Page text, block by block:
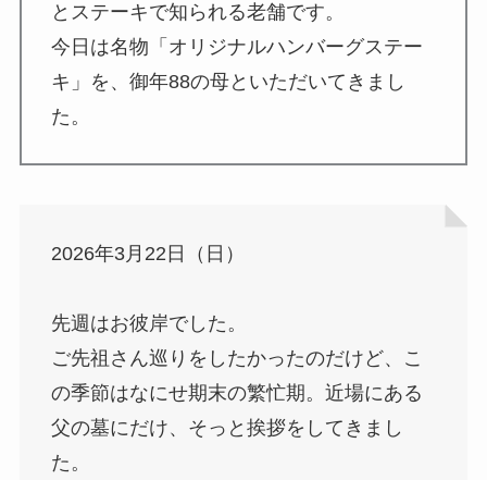
とステーキで知られる老舗です。
今日は名物「オリジナルハンバーグステー
キ」を、御年88の母といただいてきまし
た。
2026年3月22日（日）
先週はお彼岸でした。
ご先祖さん巡りをしたかったのだけど、こ
の季節はなにせ期末の繁忙期。近場にある
父の墓にだけ、そっと挨拶をしてきまし
た。